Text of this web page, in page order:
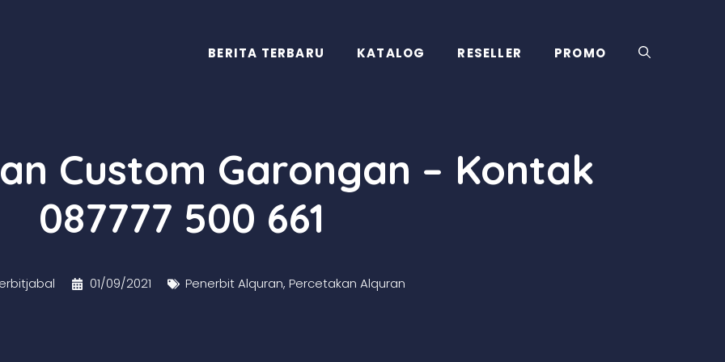
BERITA TERBARU KATALOG RESELLER PROMO
Custom Garongan – Kontak
087777 500 661
01/09/2021 Penerbit Alquran,Percetakan Alquran